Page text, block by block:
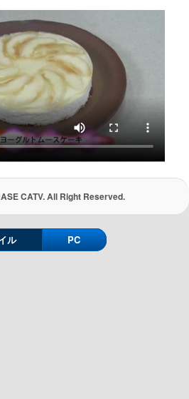
CATV. All Right Reserved.
ル PC